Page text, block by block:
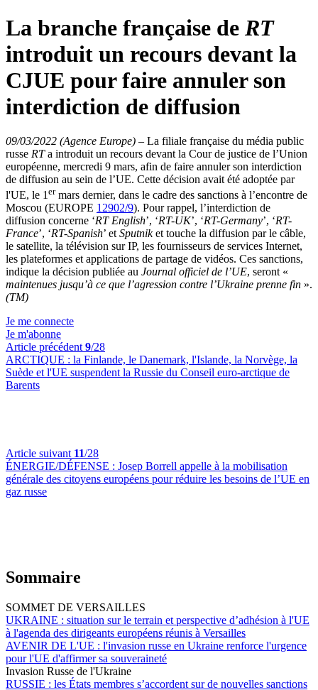
La branche française de RT
introduit un recours devant la
CJUE pour faire annuler son
interdiction de diffusion
09/03/2022 (Agence Europe) – La filiale française du média public
russe RTa introduit un recours devant la Cour de justice de l’Union
européenne, mercredi 9 mars, afin de faire annuler son interdiction
de diffusion au sein de l’UE. Cette décision avait été adoptée par
l'UE, le 1 ermars dernier, dans le cadre des sanctions à l’encontre de
Moscou (EUROPE 12902/9). Pour rappel, l’interdiction de
diffusion concerne ‘RT English’, ‘RT-UK’, ‘RT-Germany’, ‘RT-
France’, ‘RT-Spanish’ et Sputniket touche la diffusion par le câble,
le satellite, la télévision sur IP, les fournisseurs de services Internet,
les plateformes et applications de partage de vidéos. Ces sanctions,
indique la décision publiée au Journal officiel de l’UE, seront «
maintenues jusqu’à ce que l’agression contre l’Ukraine prenne fin ».
(TM)
Je me connecte
Je m'abonne
Article précédent 9/28
ARCTIQUE : la Finlande, le Danemark, l'Islande, la Norvège, la
Suède et l'UE suspendent la Russie du Conseil euro-arctique de
Barents
Article suivant 11/28
ÉNERGIE/DÉFENSE : Josep Borrell appelle à la mobilisation
générale des citoyens européens pour réduire les besoins de l’UE en
gaz russe
Sommaire
SOMMET DE VERSAILLES
UKRAINE : situation sur le terrain et perspective d’adhésion à l'UE
à l'agenda des dirigeants européens réunis à Versailles
AVENIR DE L'UE : l'invasion russe en Ukraine renforce l'urgence
pour l'UE d'affirmer sa souveraineté
Invasion Russe de l'Ukraine
RUSSIE : les États membres s’accordent sur de nouvelles sanctions